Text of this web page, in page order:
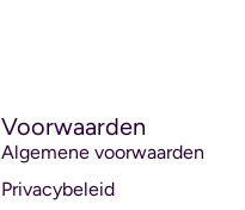
Voorwaarden
Algemene voorwaarden
Privacybeleid